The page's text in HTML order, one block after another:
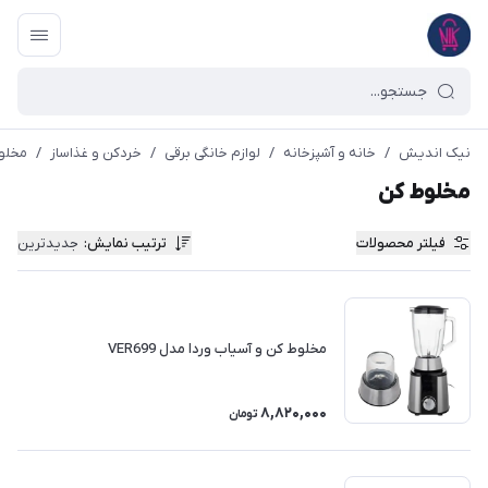
نیک اندیش / خانه و آشپزخانه / لوازم خانگی برقی / خردکن و غذاساز /
مخلوط کن
فیلتر محصولات ترتیب نمایش: جدیدترین
مخلوط کن و آسیاب وردا مدل VER699
8,820,000 تومان